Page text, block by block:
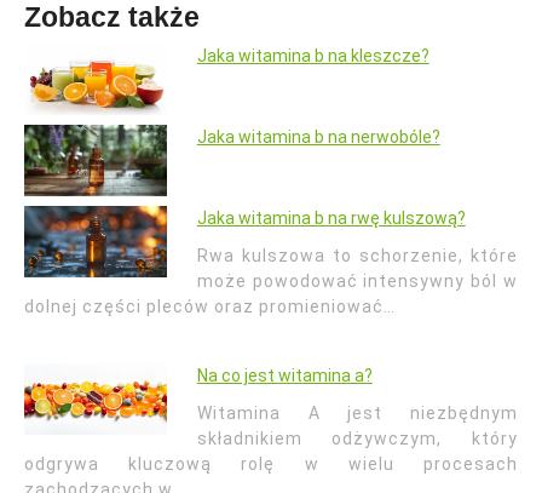
Zobacz także
Jaka witamina b na kleszcze?
Jaka witamina b na nerwobóle?
Jaka witamina b na rwę kulszową?
Rwa kulszowa to schorzenie, które
może powodować intensywny ból w
dolnej części pleców oraz promieniować…
Na co jest witamina a?
Witamina A jest niezbędnym
składnikiem odżywczym, który
odgrywa kluczową rolę w wielu procesach